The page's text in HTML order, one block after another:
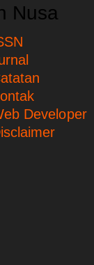
Nusa
Developer